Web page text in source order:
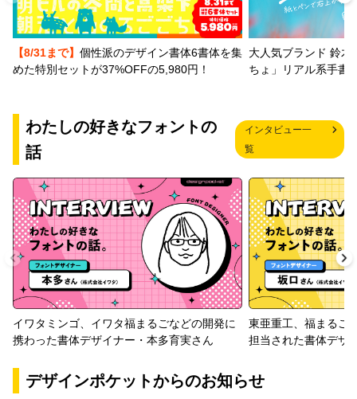
【8/31まで】 個性派のデザイン書体6書体を集
めた特別セットが37%OFFの5,980円！
大人気ブランド 鈴木
ちょ」リアル系手書
わたしの好きなフォントの
話
インタビュー一
覧
イワタミンゴ、イワタ福まるごなどの開発に
携わった書体デザイナー・本多育実さん
東亜重工、福まるご
担当された書体デザ
デザインポケットからのお知らせ